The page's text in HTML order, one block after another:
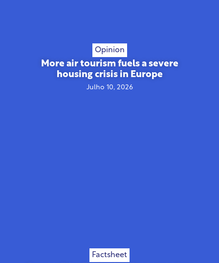
Opinion
More air tourism fuels a severe
housing crisis in Europe
Julho 10, 2026
Factsheet